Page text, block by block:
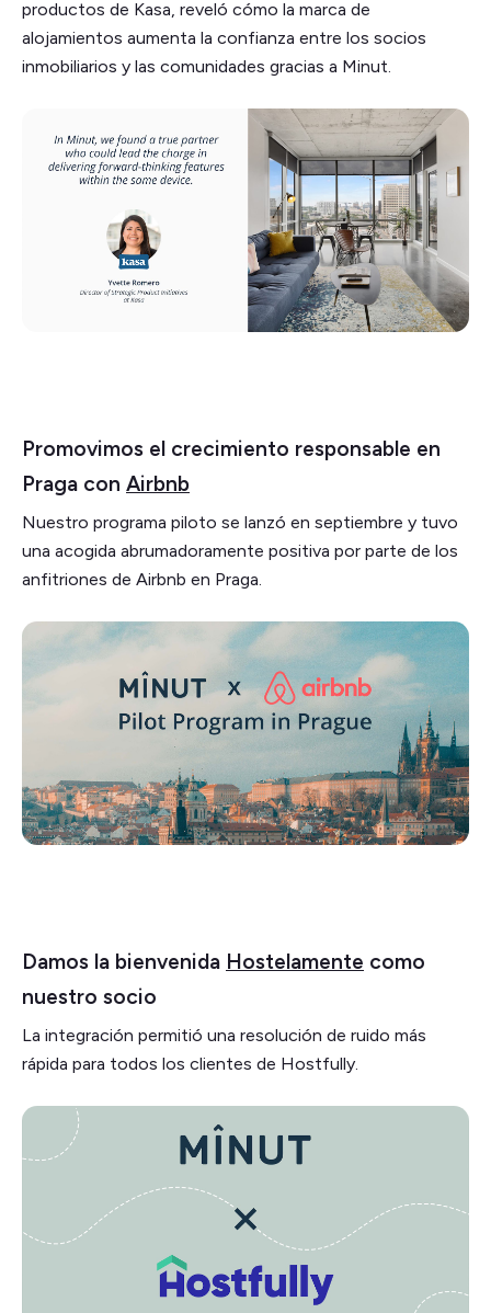
productos de Kasa, reveló cómo la marca de
alojamientos aumenta la confianza entre los socios
inmobiliarios y las comunidades gracias a Minut.
Promovimos el crecimiento responsable en
Praga con Airbnb
Nuestro programa piloto se lanzó en septiembre y tuvo
una acogida abrumadoramente positiva por parte de los
anfitriones de Airbnb en Praga.
Damos la bienvenida Hostelamente como
nuestro socio
La integración permitió una resolución de ruido más
rápida para todos los clientes de Hostfully.